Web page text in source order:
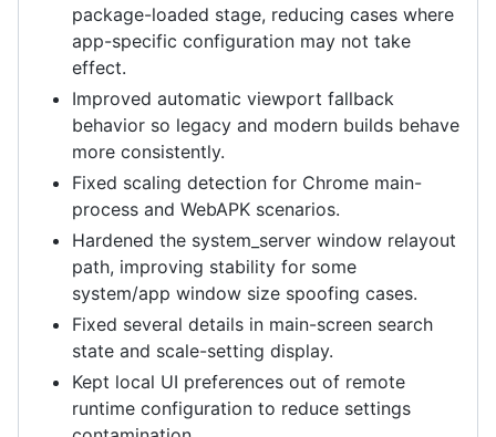
package-loaded stage, reducing cases where
app-specific configuration may not take
effect.
Improved automatic viewport fallback
behavior so legacy and modern builds behave
more consistently.
Fixed scaling detection for Chrome main-
process and WebAPK scenarios.
Hardened the system_server window relayout
path, improving stability for some
system/app window size spoofing cases.
Fixed several details in main-screen search
state and scale-setting display.
Kept local UI preferences out of remote
runtime configuration to reduce settings